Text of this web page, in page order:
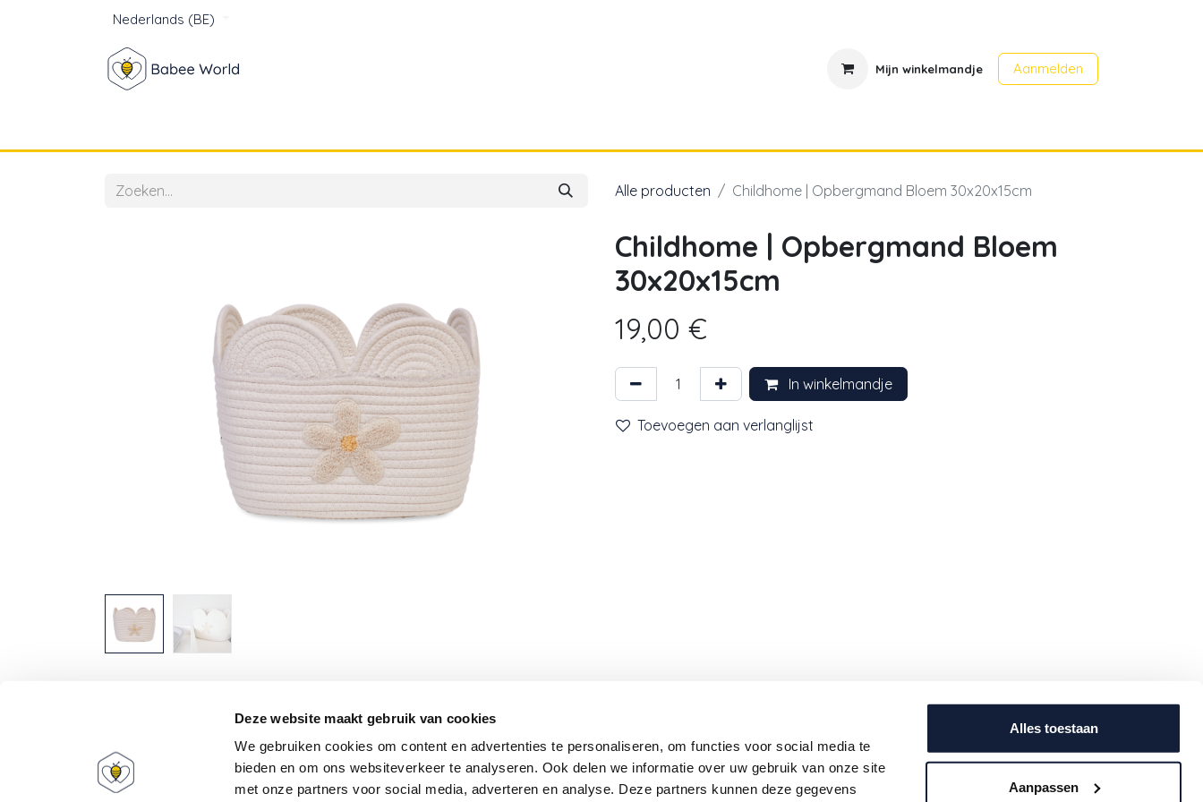
Deze website maakt gebruik van cookies
We gebruiken cookies om content en advertenties te personaliseren, om functies voor social media te
bieden en om ons websiteverkeer te analyseren. Ook delen we informatie over uw gebruik van onze site
met onze partners voor social media, adverteren en analyse. Deze partners kunnen deze gegevens
Alles toestaan
Aanpassen
Nederlands (BE)
Mijn winkelmandje Aanmelden
Alle producten Childhome | Opbergmand Bloem 30x20x15cm
Childhome | Opbergmand Bloem
30x20x15cm
19,00 €
In winkelmandje
Toevoegen aan verlanglijst
Over ons
FAQ
Mijn account
Informatie
Registreren
Nieuwsbrief
Word je graag op de hoogte gehouden van onze nieuwe
producten, geweldige promoties en andere acties? Schrijf je
dan in voor onze nieuwsbrief en we houden je op de hoogte.
info@babeeworld.com
+32 11 397 397 (algemeen)